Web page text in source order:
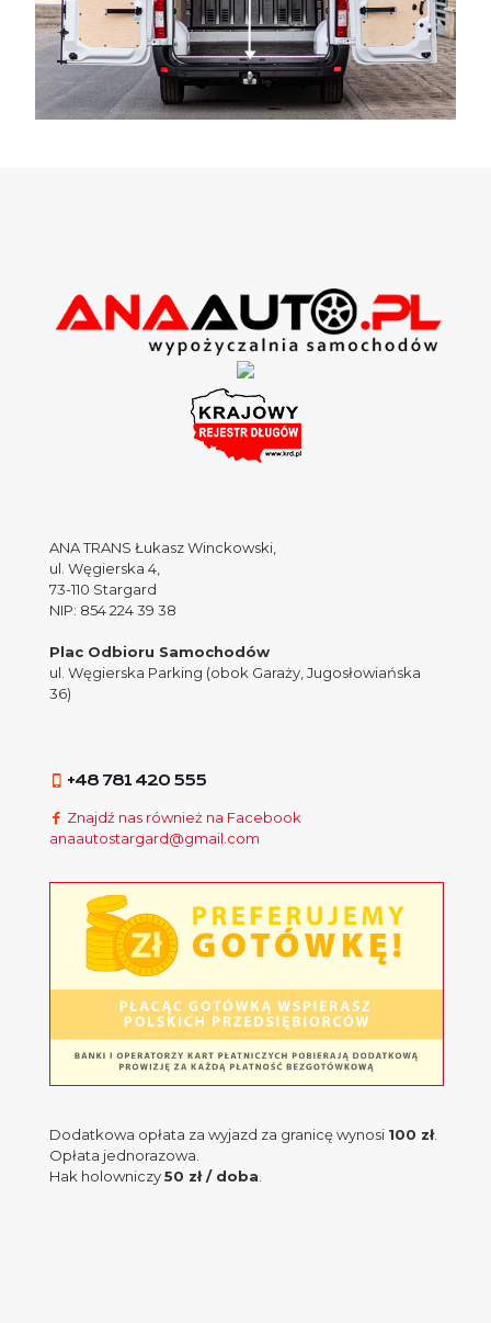
ANA TRANS Łukasz Winckowski,
ul. Węgierska 4,
73-110 Stargard
NIP: 854 224 39 38
Plac Odbioru Samochodów
ul. Węgierska Parking (obok Garaży, Jugosłowiańska
36)
+48 781 420 555
Znajdź nas również na Facebook
anaautostargard@gmail.com
Dodatkowa opłata za wyjazd za granicę wynosi 100 zł.
Opłata jednorazowa.
Hak holowniczy50 zł / doba.